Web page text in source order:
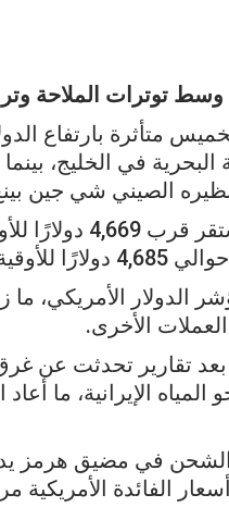
وسط توترات
متأثرة بارتفاع
في الخليج،
الصيني شي جين
وانخفض الذهب
الدولار
الأخرى.
تقارير تحدثت عن
المياه الإيرانية، ما
في مضيق هرمز
الفائدة